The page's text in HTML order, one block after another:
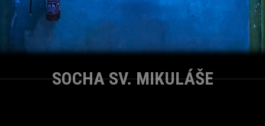
SOCHA SV. MIKULÁŠE